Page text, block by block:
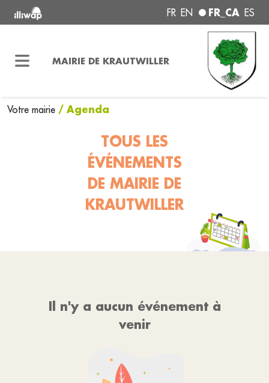
FR EN FR_CA ES
MAIRIE DE KRAUTWILLER
Votre mairie / Agenda
TOUS LES
ÉVÉNEMENTS
DE MAIRIE DE
KRAUTWILLER
Il n'y a aucun événement à
venir